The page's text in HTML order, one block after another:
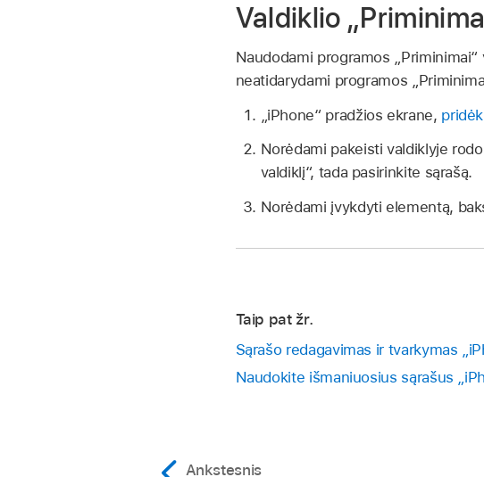
Valdiklio
Naudodami programos
neatidarydami programos
„iPhone“ pradžios ekrane,
Norėdami pakeisti valdiklyje
valdiklį“, tada pasirinkite sąrašą.
Norėdami įvykdyti elementą,
Taip pat žr.
Sąrašo redagavimas ir tvarkymas
Naudokite išmaniuosius sąrašus
Ankstesnis